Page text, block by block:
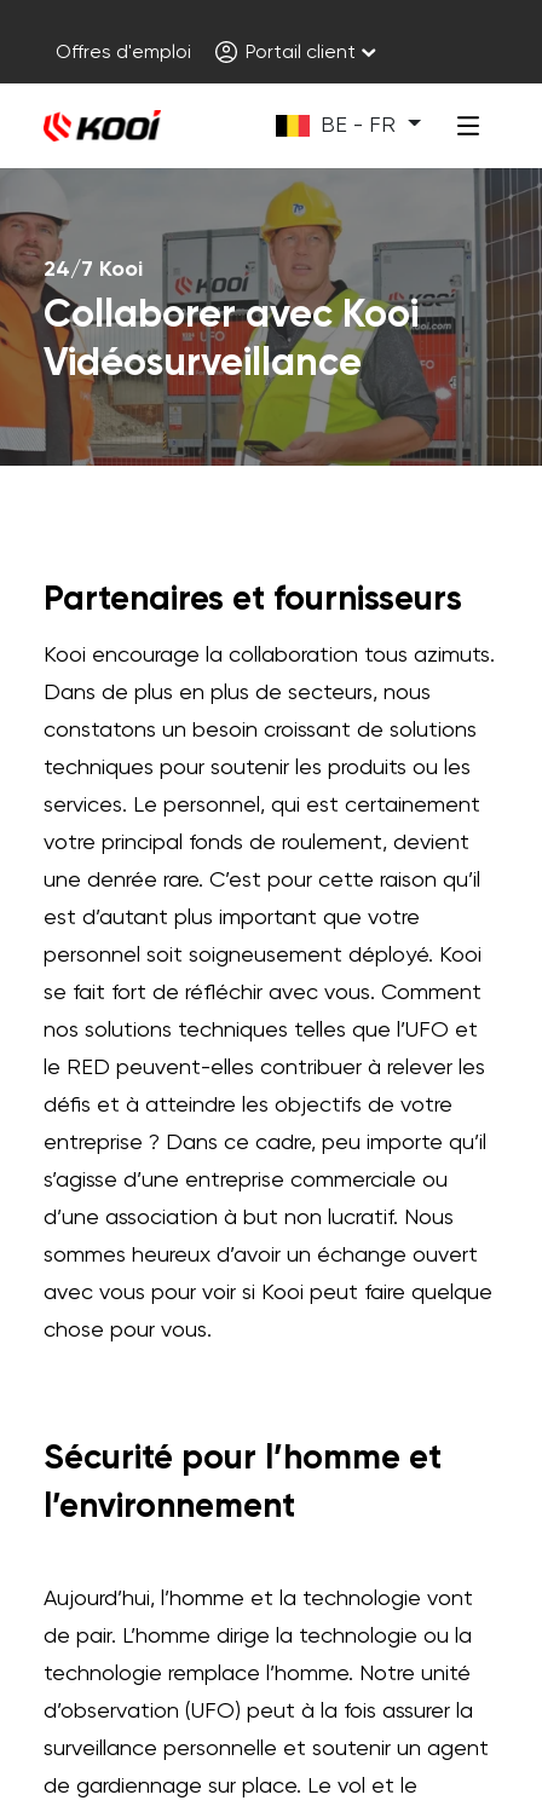
Offres d'emploi Portail client
BE - FR
24/7 Kooi
Collaborer avec Kooi
Vidéosurveillance
Partenaires et fournisseurs
Kooi encourage la collaboration tous azimuts.
Dans de plus en plus de secteurs, nous
constatons un besoin croissant de solutions
techniques pour soutenir les produits ou les
services. Le personnel, qui est certainement
votre principal fonds de roulement, devient
une denrée rare. C’est pour cette raison qu’il
est d’autant plus important que votre
personnel soit soigneusement déployé. Kooi
se fait fort de réfléchir avec vous. Comment
nos solutions techniques telles que l’UFO et
le RED peuvent-elles contribuer à relever les
défis et à atteindre les objectifs de votre
entreprise ? Dans ce cadre, peu importe qu’il
s’agisse d’une entreprise commerciale ou
d’une association à but non lucratif. Nous
sommes heureux d’avoir un échange ouvert
avec vous pour voir si Kooi peut faire quelque
chose pour vous.
Sécurité pour l’homme et
l’environnement
Aujourd’hui, l’homme et la technologie vont
de pair. L’homme dirige la technologie ou la
technologie remplace l’homme. Notre unité
d’observation (UFO) peut à la fois assurer la
surveillance personnelle et soutenir un agent
de gardiennage sur place. Le vol et le